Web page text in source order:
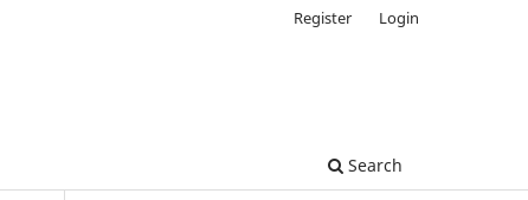
Search
Register Login